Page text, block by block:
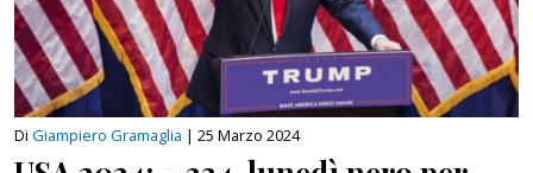
Di Giampiero Gramaglia | 25 Marzo 2024